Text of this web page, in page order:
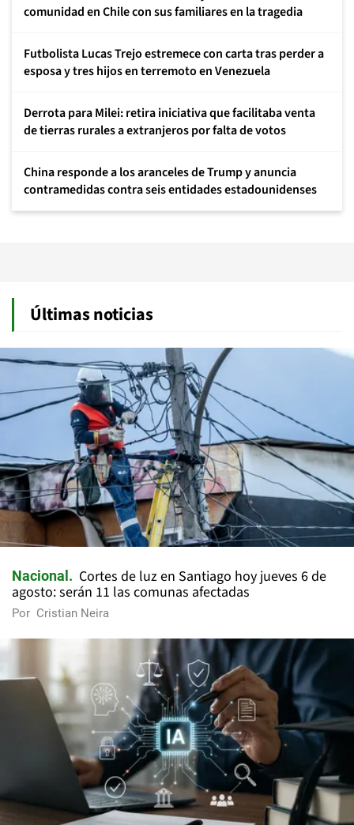
comunidad en Chile con sus familiares en la tragedia
Futbolista Lucas Trejo estremece con carta tras perder a
esposa y tres hijos en terremoto en Venezuela
Derrota para Milei: retira iniciativa que facilitaba venta
de tierras rurales a extranjeros por falta de votos
China responde a los aranceles de Trump y anuncia
contramedidas contra seis entidades estadounidenses
Últimas noticias
Nacional
Cortes de luz en Santiago hoy jueves 6 de
agosto: serán 11 las comunas afectadas
Por Cristian Neira